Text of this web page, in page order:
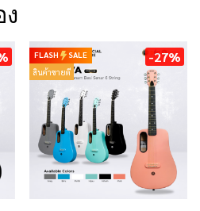
FLASH
SALE
สินค้าขายดี
-27%